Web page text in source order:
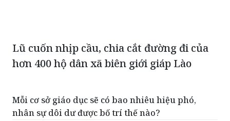
Lũ cuốn nhịp cầu, chia cắt đường đi của
hơn 400 hộ dân xã biên giới giáp Lào
Mỗi cơ sở giáo dục sẽ có bao nhiêu hiệu phó,
nhân sự dôi dư được bố trí thế nào?